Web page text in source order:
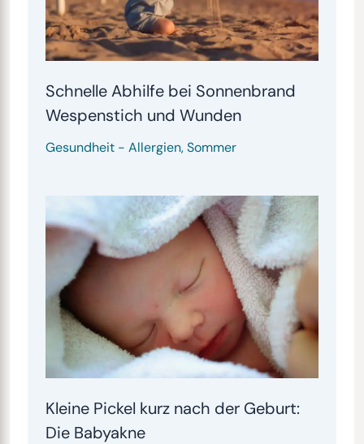
Schnelle Abhilfe bei Sonnenbrand
Wespenstich und Wunden
Gesundheit- Allergien,Sommer
Kleine Pickel kurz nach der Geburt:
Die Babyakne